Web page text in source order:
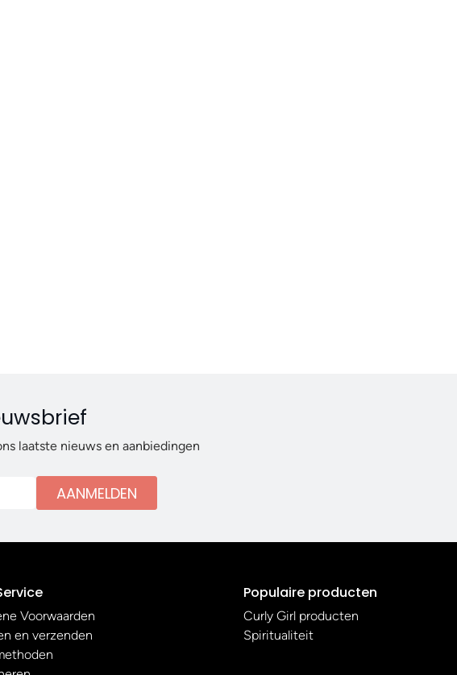
laatste nieuws en aanbiedingen
AANMELDEN
Voorwaarden
en verzenden
Populaire producten
Curly Girl producten
Spiritualiteit